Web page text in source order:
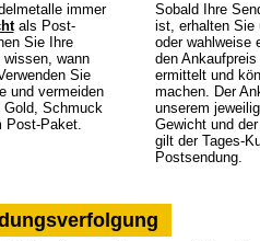
immer
als Post-
Sie Ihre
wissen, wann
Sie
und vermeiden
Gold, Schmuck
Post-Paket.
Sobald Ihre
ist, erhalten Sie
oder wahlweise
den
ermittelt und
machen. Der
unserem
Gewicht und
gilt der Tages-
Postsendung.